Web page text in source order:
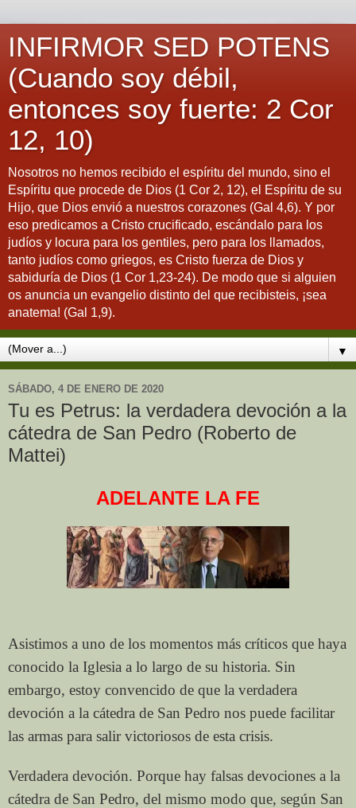
INFIRMOR SED POTENS
(Cuando soy débil,
entonces soy fuerte: 2 Cor
12, 10)
Nosotros no hemos recibido el espíritu del mundo, sino el
Espíritu que procede de Dios (1 Cor 2, 12), el Espíritu de su
Hijo, que Dios envió a nuestros corazones (Gal 4,6). Y por
eso predicamos a Cristo crucificado, escándalo para los
judíos y locura para los gentiles, pero para los llamados,
tanto judíos como griegos, es Cristo fuerza de Dios y
sabiduría de Dios (1 Cor 1,23-24). De modo que si alguien
os anuncia un evangelio distinto del que recibisteis, ¡sea
anatema! (Gal 1,9).
▼
SÁBADO, 4 DE ENERO DE 2020
Tu es Petrus: la verdadera devoción a la
cátedra de San Pedro (Roberto de
Mattei)
ADELANTE LA FE
Asistimos a uno de los momentos más críticos que haya
conocido la Iglesia a lo largo de su historia. Sin
embargo, estoy convencido de que la verdadera
devoción a la cátedra de San Pedro nos puede facilitar
las armas para salir victoriosos de esta crisis.
Verdadera devoción. Porque hay falsas devociones a la
cátedra de San Pedro, del mismo modo que, según San